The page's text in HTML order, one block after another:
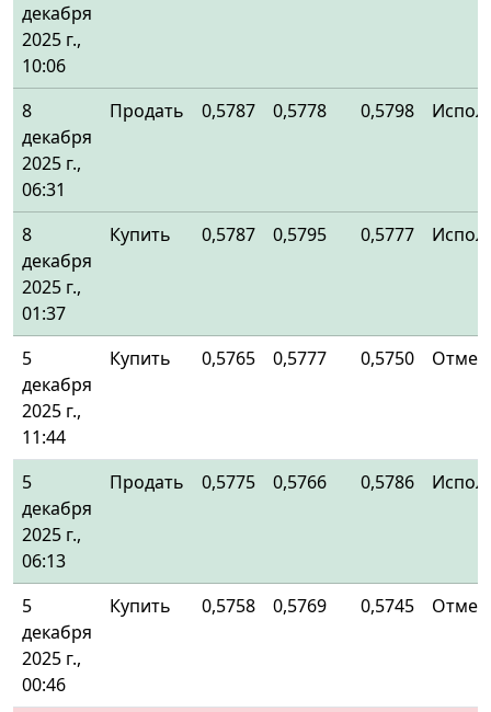
декабря
2025 г.,
10:06
8
декабря
2025 г.,
06:31
Продать 0,5787 0,5778 0,5798
8
декабря
2025 г.,
01:37
Купить 0,5787 0,5795 0,5777
5
декабря
2025 г.,
11:44
Купить 0,5765 0,5777 0,5750
5
декабря
2025 г.,
06:13
Продать 0,5775 0,5766 0,5786
5
декабря
2025 г.,
00:46
Купить 0,5758 0,5769 0,5745